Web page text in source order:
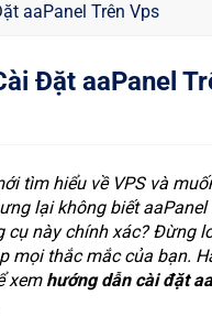
aaPanel Trên Vps
Đặt aaPanel
tìm hiểu về VPS và
lại không biết aaPanel
cụ này chính xác? Đừng
mọi thắc mắc của bạn.
xem hướng dẫn cài đặt